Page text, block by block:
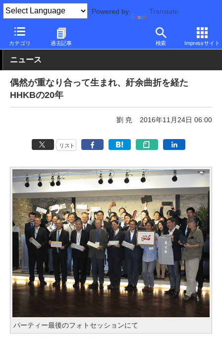
Powered by Translate
カテゴリ 過去記事 検索 Impressサイト
PC Watch 半導体/周辺機器 有線
ニュース
偶然が重なり合って生まれ、紆余曲折を経た
HHKBの20年
劉 尭 2016年11月24日 06:00
リスト
パーティー最後のフォトセッションにて